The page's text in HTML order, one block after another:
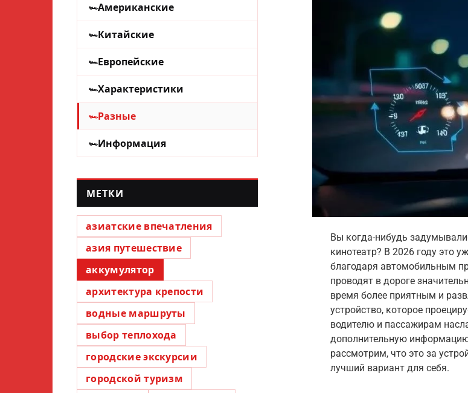
Вы когда-нибудь
кинотеатр? В 2026 году это
благодаря автомобильным
проводят в дороге
время более приятным и
устройство, которое
водителю и пассажирам
дополнительную
рассмотрим, что это за
лучший вариант для себя.
Американские
Китайские
Европейские
Характеристики
Разные
Информация
МЕТКИ
азиатские впечатления
азия путешествие
аккумулятор
архитектура крепости
водные маршруты
выбор теплохода
городские экскурсии
городской туризм